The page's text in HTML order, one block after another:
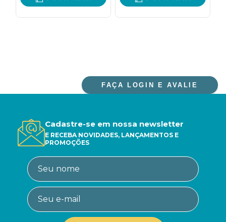
FAÇA LOGIN E AVALIE
Cadastre-se em nossa newsletter
E RECEBA NOVIDADES, LANÇAMENTOS E
PROMOÇÕES